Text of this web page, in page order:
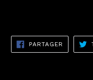
PARTAGER